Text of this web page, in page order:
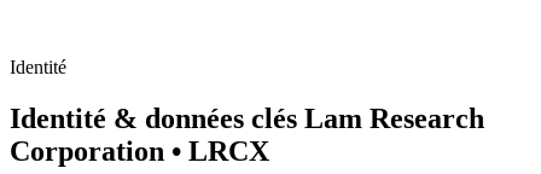
Identité
Identité & données clés Lam Research
Corporation • LRCX